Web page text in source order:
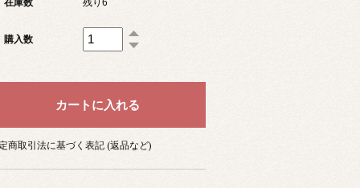
在庫数 残り6
購入数
商取引法に基づく表記 (返品など)